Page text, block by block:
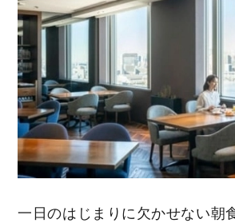
一日のはじまりに欠かせない朝